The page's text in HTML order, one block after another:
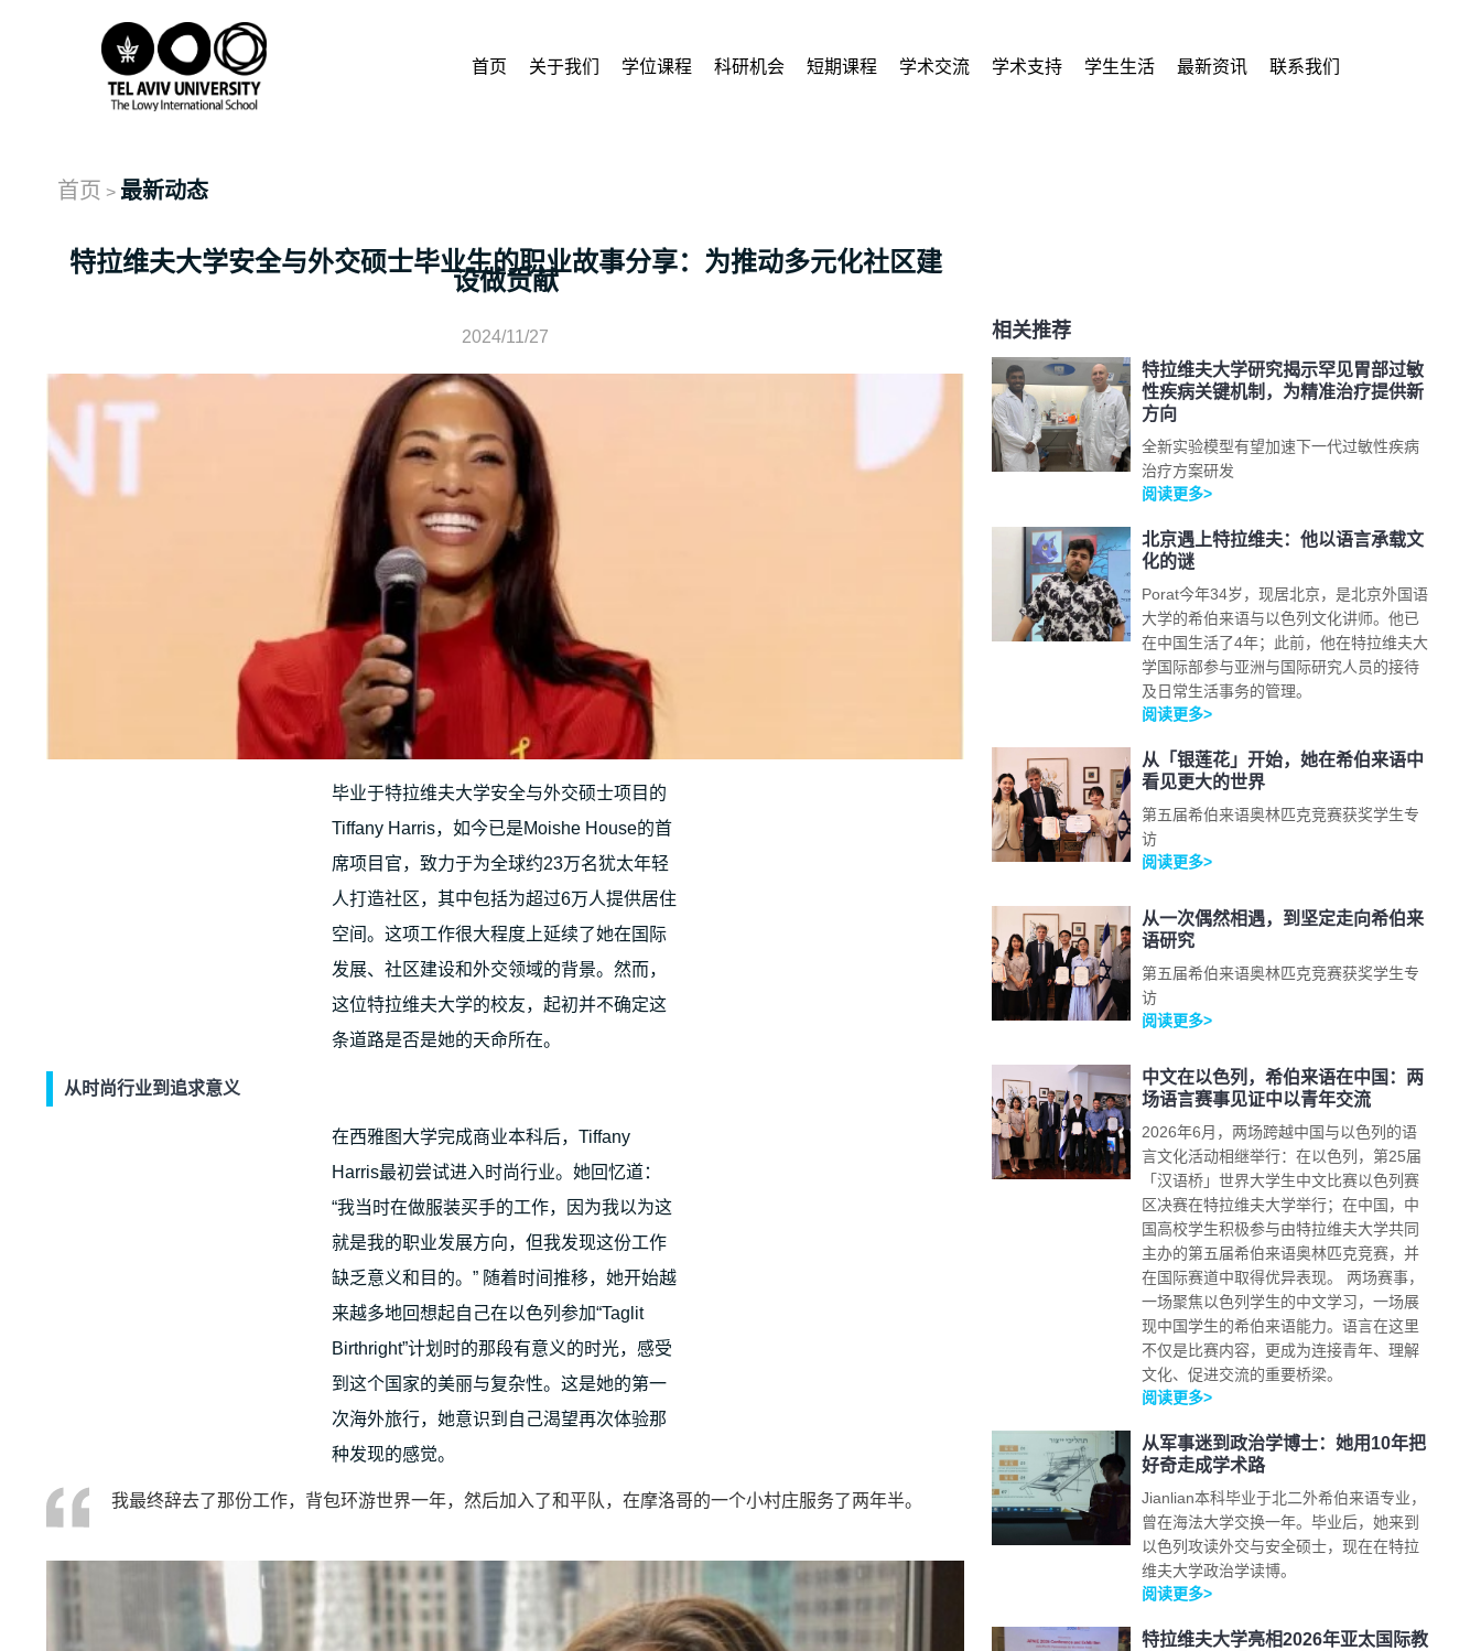
首页 关于我们 学位课程 科研机会 短期课程 学术交流 学术支持 学生生活 最新资讯 联系我们
首页 > 最新动态
特拉维夫大学安全与外交硕士毕业生的职业故事分享：为推动多元化社区建
设做贡献
2024/11/27
毕业于特拉维夫大学安全与外交硕士项目的
Tiffany Harris，如今已是Moishe House的首
席项目官，致力于为全球约23万名犹太年轻
人打造社区，其中包括为超过6万人提供居住
空间。这项工作很大程度上延续了她在国际
发展、社区建设和外交领域的背景。然而，
这位特拉维夫大学的校友，起初并不确定这
条道路是否是她的天命所在。
从时尚行业到追求意义
在西雅图大学完成商业本科后，Tiffany
Harris最初尝试进入时尚行业。她回忆道：
“我当时在做服装买手的工作，因为我以为这
就是我的职业发展方向，但我发现这份工作
缺乏意义和目的。” 随着时间推移，她开始越
来越多地回想起自己在以色列参加“Taglit
Birthright”计划时的那段有意义的时光，感受
到这个国家的美丽与复杂性。这是她的第一
次海外旅行，她意识到自己渴望再次体验那
种发现的感觉。
我最终辞去了那份工作，背包环游世界一年，然后加入了和平队，在摩洛哥的一个小村庄服务了两年半。
相关推荐
特拉维夫大学研究揭示罕见胃部过敏
性疾病关键机制，为精准治疗提供新
方向
全新实验模型有望加速下一代过敏性疾病
治疗方案研发
阅读更多>
北京遇上特拉维夫：他以语言承载文
化的谜
Porat今年34岁，现居北京，是北京外国语
大学的希伯来语与以色列文化讲师。他已
在中国生活了4年；此前，他在特拉维夫大
学国际部参与亚洲与国际研究人员的接待
及日常生活事务的管理。
阅读更多>
从「银莲花」开始，她在希伯来语中
看见更大的世界
第五届希伯来语奥林匹克竞赛获奖学生专
访
阅读更多>
从一次偶然相遇，到坚定走向希伯来
语研究
第五届希伯来语奥林匹克竞赛获奖学生专
访
阅读更多>
中文在以色列，希伯来语在中国：两
场语言赛事见证中以青年交流
2026年6月，两场跨越中国与以色列的语
言文化活动相继举行：在以色列，第25届
「汉语桥」世界大学生中文比赛以色列赛
区决赛在特拉维夫大学举行；在中国，中
国高校学生积极参与由特拉维夫大学共同
主办的第五届希伯来语奥林匹克竞赛，并
在国际赛道中取得优异表现。 两场赛事，
一场聚焦以色列学生的中文学习，一场展
现中国学生的希伯来语能力。语言在这里
不仅是比赛内容，更成为连接青年、理解
文化、促进交流的重要桥梁。
阅读更多>
从军事迷到政治学博士：她用10年把
好奇走成学术路
Jianlian本科毕业于北二外希伯来语专业，
曾在海法大学交换一年。毕业后，她来到
以色列攻读外交与安全硕士，现在在特拉
维夫大学政治学读博。
阅读更多>
特拉维夫大学亮相2026年亚太国际教